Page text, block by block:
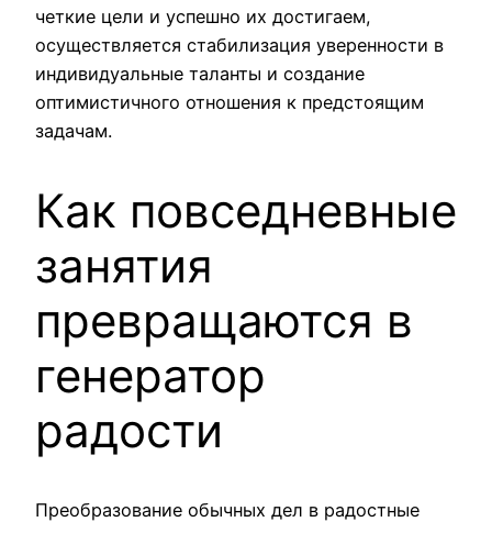
четкие цели и успешно их достигаем,
осуществляется стабилизация уверенности в
индивидуальные таланты и создание
оптимистичного отношения к предстоящим
задачам.
Как повседневные
занятия
превращаются в
генератор
радости
Преобразование обычных дел в радостные